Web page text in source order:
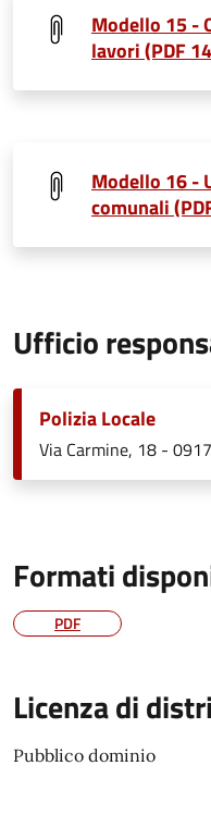
Modello 15 -
lavori (PDF
Modello 16 -
comunali
Ufficio
Polizia Locale
Via Carmine, 18 -
Formati
PDF
Licenza di
Pubblico dominio